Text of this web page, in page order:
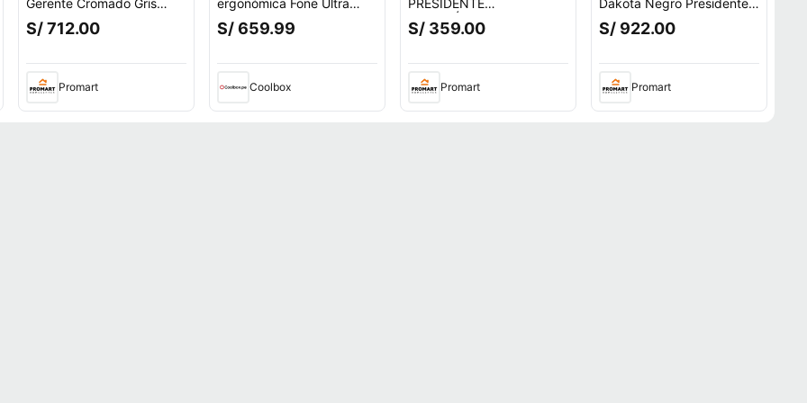
Gerente Cromado Gris
Althea Confort
S/ 712.00
Promart
ergonómica Fone Ultra
gerente, reclinable, gris
S/ 659.99
Coolbox
PRESIDENTE
ERGONÓMICA
S/ 359.00
Promart
Dakota Negro Presidente
Ofideas
S/ 922.00
Promart